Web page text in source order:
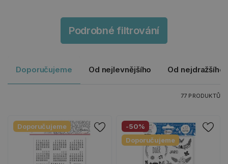
Podrobné filtrování
Doporučujeme Od nejlevnějšího Od nejdražšího
77 PRODUKTŮ
Doporučujeme
-50%
Doporučujeme